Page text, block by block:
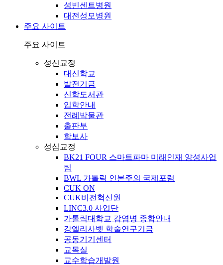
성빈센트병원
대전성모병원
주요 사이트
주요 사이트
성신교정
대신학교
발전기금
신학도서관
입학안내
전례박물관
출판부
학보사
성심교정
BK21 FOUR 스마트파마 미래인재 양성사업
팀
BWL 가톨릭 인본주의 국제포럼
CUK ON
CUK비전혁신원
LINC3.0 사업단
가톨릭대학교 감염병 종합안내
강엘리사벳 학술연구기금
공동기기센터
교목실
교수학습개발원